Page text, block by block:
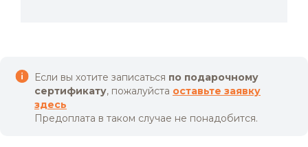
Если вы хотите записаться по подарочному
сертификату, пожалуйста оставьте заявку
здесь
Предоплата в таком случае не понадобится.